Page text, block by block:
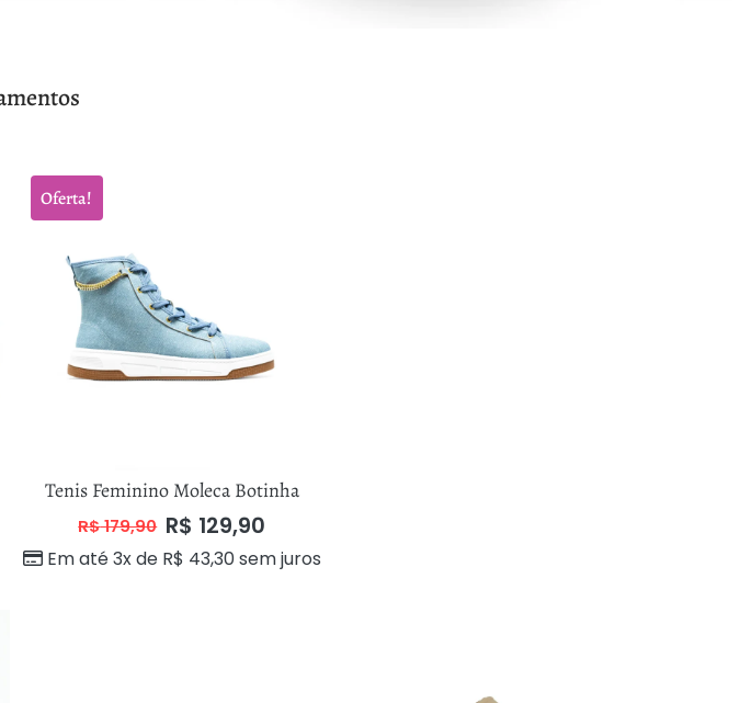
Oferta!
Tenis Feminino Moleca Botinha
R$179,90 R$ 129,90
Em até 3x de R$ 43,30sem juros